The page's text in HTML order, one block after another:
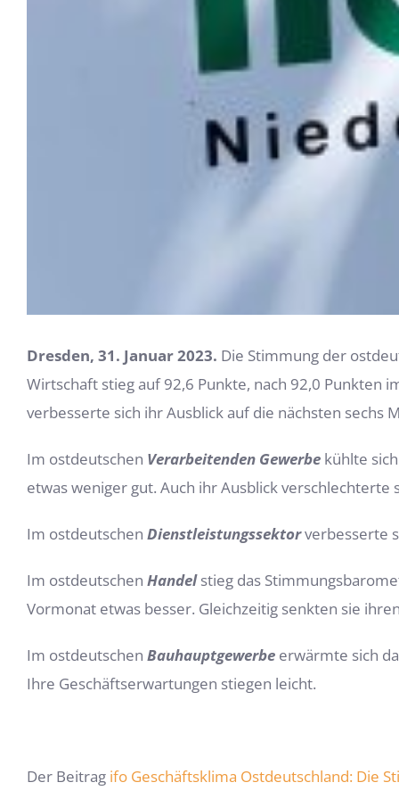
Dresden, 31. Januar 2023. Die Stimmung der
Wirtschaft stieg auf 92,6 Punkte, nach 92,0 Punkten
verbesserte sich ihr Ausblick auf die nächsten sechs
Im ostdeutschen Verarbeitenden Gewerbe kühlte
etwas weniger gut. Auch ihr Ausblick verschlechterte
Im ostdeutschen Dienstleistungssektorverbesserte
Im ostdeutschen Handel stieg das
Vormonat etwas besser. Gleichzeitig senkten sie
Im ostdeutschen Bauhauptgewerbe erwärmte sich
Ihre Geschäftserwartungen stiegen leicht.
Der Beitrag ifo Geschäftsklima Ostdeutschland: Die